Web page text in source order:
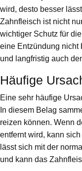
wird, desto besser
Zahnfleisch ist nicht
wichtiger Schutz für
eine Entzündung nicht
und langfristig auch
Häufige
Eine sehr häufige
In diesem Belag
reizen können. Wenn
entfernt wird, kann
lässt sich mit der
und kann das